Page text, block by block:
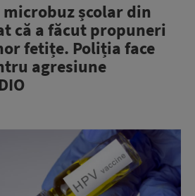
școlar din
că a făcut propuneri
fetițe. Poliția face
agresiune